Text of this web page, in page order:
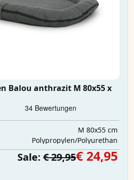
Balou anthrazit M 80x55 x
M 80x55 cm
Polypropylen/Polyurethan
Sale: € 29,95€ 24,95